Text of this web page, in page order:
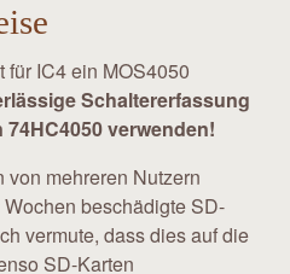
für IC4 ein MOS4050
Schaltererfassung
verwenden!
mehreren Nutzern
beschädigte SD-
vermute, dass dies auf die
SD-Karten